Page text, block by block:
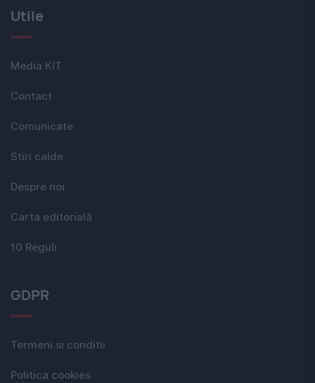
Utile
Media KIT
Contact
Comunicate
Stiri calde
Despre noi
Carta editorială
10 Reguli
GDPR
Termeni si conditii
Politica cookies